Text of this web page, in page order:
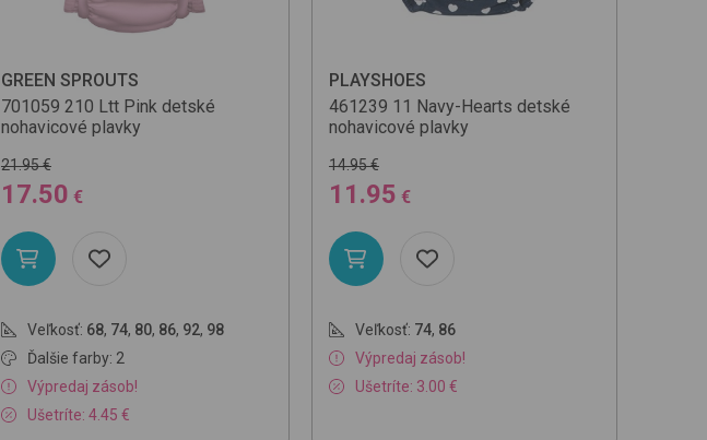
GREEN SPROUTS
701059 210 Ltt Pink detské
nohavicové plavky
21.95 €
17.50 €
Veľkosť: 68, 74, 80, 86, 92, 98
Ďalšie farby: 2
Výpredaj zásob!
Ušetríte: 4.45 €
PLAYSHOES
461239 11 Navy-Hearts detské
nohavicové plavky
14.95 €
11.95 €
Veľkosť: 74, 86
Výpredaj zásob!
Ušetríte: 3.00 €